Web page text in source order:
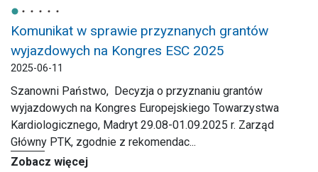
Komunikat w sprawie przyznanych grantów
wyjazdowych na Kongres ESC 2025
2025-06-11
Szanowni Państwo, Decyzja o przyznaniu grantów
wyjazdowych na Kongres Europejskiego Towarzystwa
Kardiologicznego, Madryt 29.08-01.09.2025 r. Zarząd
Główny PTK, zgodnie z rekomendac...
Zobacz więcej